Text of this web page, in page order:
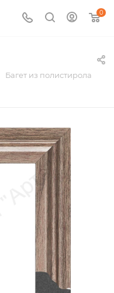
0
Багет из полистирола